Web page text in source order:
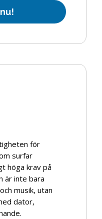
nu!
för
surfar
höga krav på
är inte bara
musik, utan
dator,